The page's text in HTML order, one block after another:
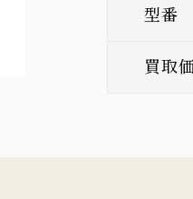
型番
買取